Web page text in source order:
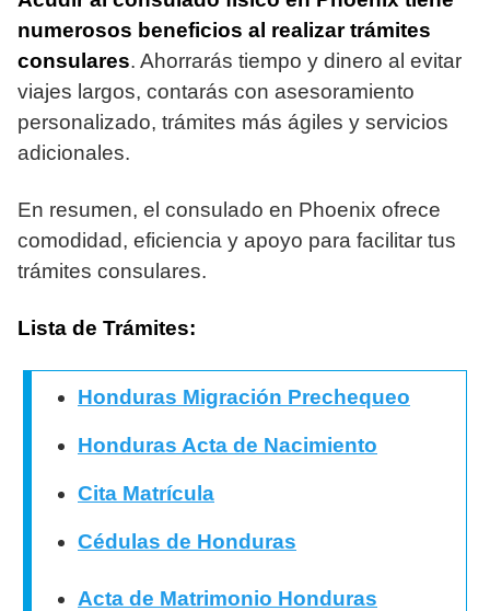
numerosos beneficios al realizar trámites
consulares. Ahorrarás tiempo y dinero al evitar
viajes largos, contarás con asesoramiento
personalizado, trámites más ágiles y servicios
adicionales.
En resumen, el consulado en Phoenix ofrece
comodidad, eficiencia y apoyo para facilitar tus
trámites consulares.
Lista de Trámites:
Honduras Migración Prechequeo
Honduras Acta de Nacimiento
Cita Matrícula
Cédulas de Honduras
Acta de Matrimonio Honduras